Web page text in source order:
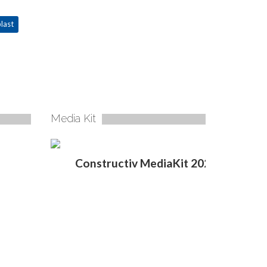
Media Kit
Constructiv MediaKit 2020